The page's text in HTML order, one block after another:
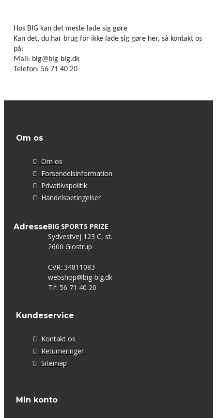
Hos BIG kan det meste lade sig gøre
Kan det, du har brug for ikke lade sig gøre her, så kontakt os
på:
Mail: big@big-big.dk
Telefon: 56 71 40 20
Om os
Om os
Forsendelsinformation
Privatlivspolitik
Handelsbetingelser
AdresseBIG SPORTS PRIZE
Sydvestvej 123 C, st.
2600 Glostrup
CVR: 34811083
webshop@big-big.dk
Tlf: 56 71 40 20
Kundeservice
Kontakt os
Returneringer
Sitemap
Min konto